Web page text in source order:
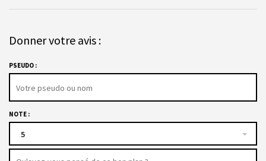
Donner votre avis :
PSEUDO :
NOTE :
5